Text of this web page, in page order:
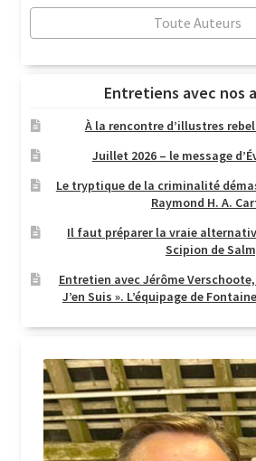
Toute Auteurs
Entretiens avec nos
À la rencontre d’illustres
Juillet 2026 – le message
Le tryptique de la criminalité
Raymond H. A.
Il faut préparer la vraie
Scipion de
Entretien avec Jérôme
J’en Suis ». L’équipage de